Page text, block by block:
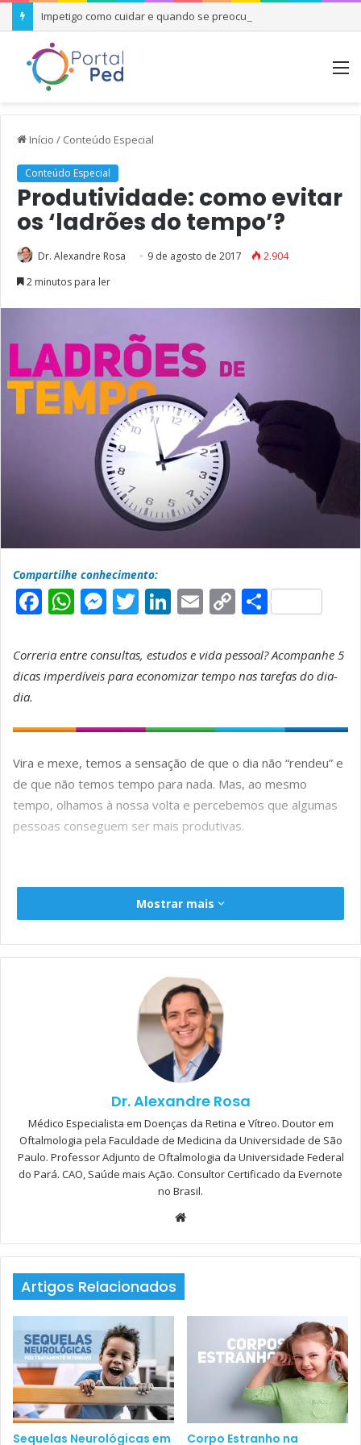
Impetigo como cuidar e quando se preocupar
Início / Conteúdo Especial
Conteúdo Especial
Produtividade: como evitar
os ‘ladrões do tempo’?
Dr. Alexandre Rosa 9 de agosto de 2017
2.904
2 minutos para ler
Compartilhe conhecimento:
F
a
c
e
o
o
k
W
h
a
t
A
p
p
M
e
s
s
n
g
e
r
T
w
it
t
r
L
i
n
k
d
I
n
E
m
a
il
C
o
p
y
i
n
k
S
h
a
r
Correria entre consultas, estudos e vida pessoal? Acompanhe 5
dicas imperdíveis para economizar tempo nas tarefas do dia-
dia.
Vira e mexe, temos a sensação de que o dia não “rendeu” e
de que não temos tempo para nada. Mas, ao mesmo
tempo, olhamos à nossa volta e percebemos que algumas
pessoas conseguem ser mais produtivas.
Isso acontece porque alguns têm mais facilidade do que
manter o foco. E esse controle do tempo é fundamental
para que profissionais como os da área de saúde consigam
conciliar a vida pessoal e a profissional, geralmente tomada
por consultas, exames e cirurgias.
Para aqueles que querem ou precisam que o tempo renda
ainda mais – ou seja, quase todos nós –, muitas vezes
temos que ter uma mudança significativa no nosso
cotidiano.
Mostrar mais
Dr. Alexandre Rosa
Médico Especialista em Doenças da Retina e Vítreo. Doutor em
Oftalmologia pela Faculdade de Medicina da Universidade de São
Paulo. Professor Adjunto de Oftalmologia da Universidade Federal
do Pará. CAO, Saúde mais Ação. Consultor Certificado da Evernote
no Brasil.
Website
Artigos Relacionados
Sequelas Neurológicas em
Corpo Estranho na